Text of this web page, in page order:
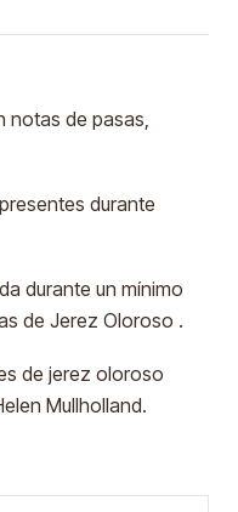
notas de pasas,
durante
durante un mínimo
de Jerez Oloroso .
de jerez oloroso
Mullholland.